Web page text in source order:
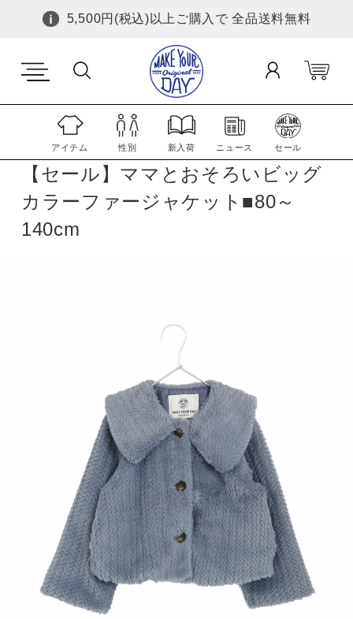
5,500円(税込)以上ご購入で 全品送料無料
【セール】ママとおそろいビッグ
カラーファージャケット■80～
140cm
アイテム 性別 新入荷 ニュース セール